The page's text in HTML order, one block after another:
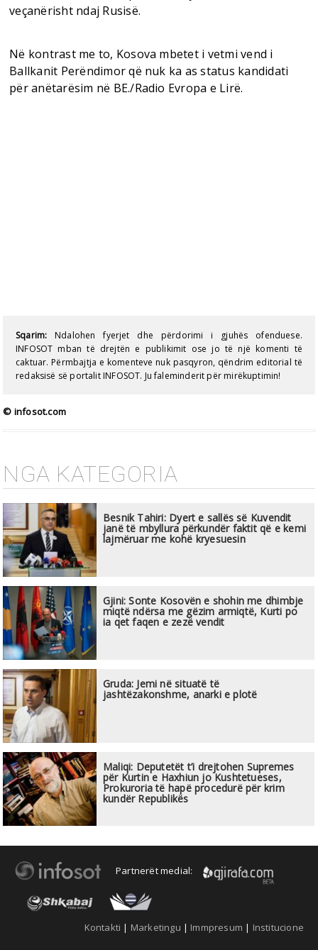
veçanërisht ndaj Rusisë.
Në kontrast me to, Kosova mbetet i vetmi vend i
Ballkanit Perëndimor që nuk ka as status kandidati
për anëtarësim në BE./Radio Evropa e Lirë.
Sqarim: Ndalohen fyerjet dhe përdorimi i gjuhës ofenduese.
INFOSOT mban të drejtën e publikimit ose jo të një komenti të
caktuar. Përmbajtja e komenteve nuk pasqyron, qëndrim editorial të
redaksisë së portalit INFOSOT. Ju faleminderit për mirëkuptimin!
© infosot.com
NGA KATEGORIA
Besnik Tahiri: Dyert e sallës së Kuvendit
janë të mbyllura përkundër faktit që e kemi
lajmëruar me kohë kryesuesin
Gjini: Sonte Kosovën e shohin me dhimbje
miqtë ndërsa me gëzim armiqtë, Kurti po
ia qet faqen e zezë vendit
Gruda: Jemi në situatë të
jashtëzakonshme, anarki e plotë
Maliqi: Deputetët t’i drejtohen Supremes
për Kurtin e Haxhiun jo Kushtetueses,
Prokuroria të hapë procedurë për krim
kundër Republikës
Partnerët medial:
Kontakti | Marketingu | Immpresum | Institucione